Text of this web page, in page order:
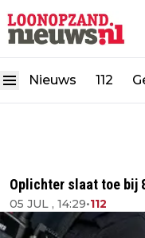
Nieuws 112
Oplichter slaat toe bij
05 JUL , 14:29•112